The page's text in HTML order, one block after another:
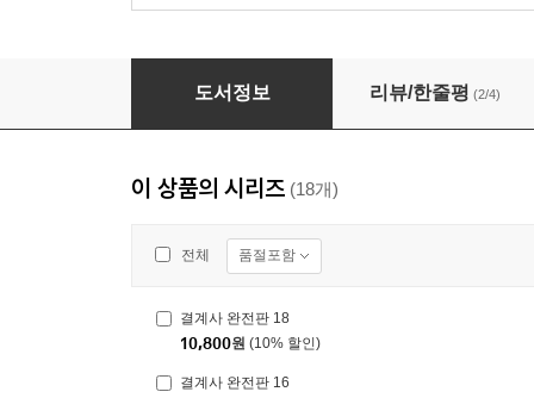
결계사 완전판 16
도서정보 리뷰/한줄평 (2/4)
이 상품의 시리즈 (18개)
전체 품절포함
결계사 완전판 18
10,800원 (10% 할인)
결계사 완전판 16